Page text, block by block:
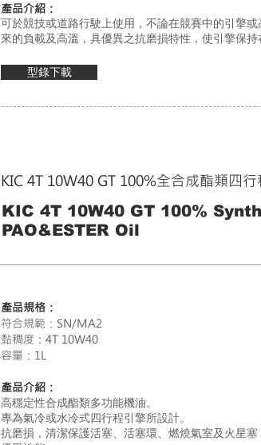
產品介紹：
可於競技或道路行駛上使用，不論在競賽中的引擎
來的負載及高溫，具優異之抗磨損特性，使引擎保持
型錄下載
KIC 4T 10W40 GT 100%全合成酯類四行
KIC 4T 10W40 GT 100%
PAO&ESTER Oil
產品規格：
符合規範：SN/MA2
黏稠度：4T 10W40
容量：1L
產品介紹：
高穩定性合成酯類多功能機油。
專為氣冷或水冷式四行程引擎所設計。
抗磨損，清潔保護活塞、活塞環、燃燒氣室及火星